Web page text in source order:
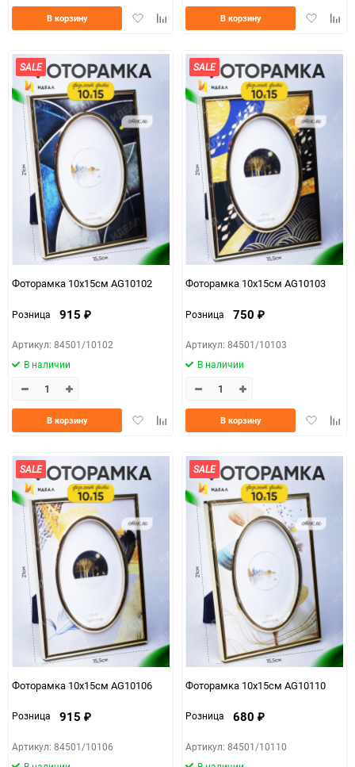
ДобавитьДобавить
В корзину
Добавить
В корзину
SALE
Фоторамка 10х15см AG10102
Розница 915 ₽
Артикул: 84501/10102
В наличии
ДобавитьДобавить
В корзину
SALE
Фоторамка 10х15см AG10103
Розница 750 ₽
Артикул: 84501/10103
В наличии
Добавить
В корзину
SALE
Фоторамка 10х15см AG10106
Розница 915 ₽
Артикул: 84501/10106
SALE
Фоторамка 10х15см AG10110
Розница 680 ₽
Артикул: 84501/10110